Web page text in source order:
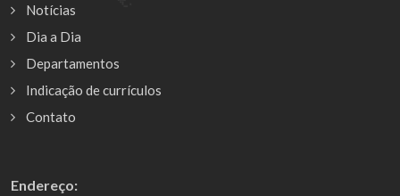
Notícias
Dia a Dia
Departamentos
Indicação de currículos
Contato
Endereço: